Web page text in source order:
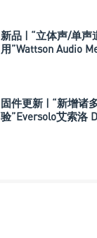
新品 | “立体声/单声
用”Wattson Audio
固件更新 | “新增诸
验”Eversolo艾索洛